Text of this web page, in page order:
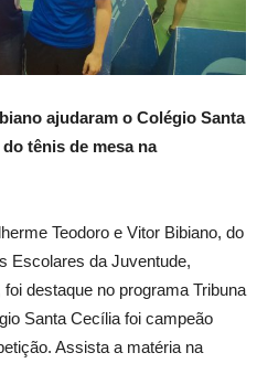
ajudaram o Colégio Santa
tênis de mesa na
Teodoro e Vitor Bibiano, do
Escolares da Juventude,
destaque no programa Tribuna
Santa Cecília foi campeão
Assista a matéria na